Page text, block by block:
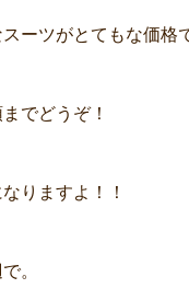
ーツがとてもな価格
でどうぞ！
りますよ！！
。